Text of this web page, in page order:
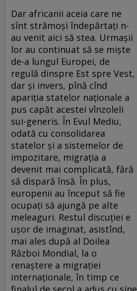
Dar africanii aceia care ne
sînt strămoși îndepărtați n-
au venit aici să stea. Urmașii
lor au continuat să se miște
de-a lungul Europei, de
regulă dinspre Est spre Vest,
dar și invers, pînă cînd
apariția statelor naționale a
pus capăt acestei vînzoleli
sui-generis. În Evul Mediu,
odată cu consolidarea
statelor și a sistemelor de
impozitare, migrația a
devenit mai complicată, fără
să dispară însă. În plus,
europenii au început să fie
ocupați să ajungă pe alte
meleaguri. Restul discuției e
ușor de imaginat, asistînd,
mai ales după al Doilea
Război Mondial, la o
renaștere a migrației
internaționale, în timp ce